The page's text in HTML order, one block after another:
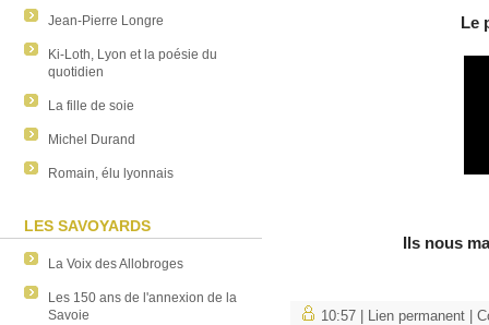
Jean-Pierre Longre
Ki-Loth, Lyon et la poésie du
quotidien
La fille de soie
Michel Durand
Romain, élu lyonnais
LES SAVOYARDS
La Voix des Allobroges
Les 150 ans de l'annexion de la
Savoie
Le
Ils nous
10:57 | Lien permanent